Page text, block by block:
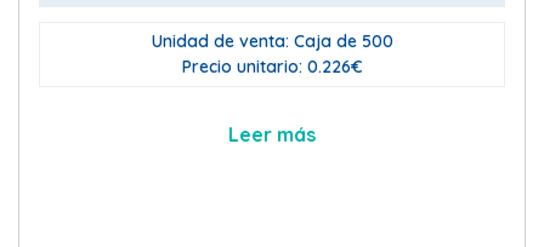
Unidad de venta: Caja de 500
Precio unitario: 0.226€
Leer más